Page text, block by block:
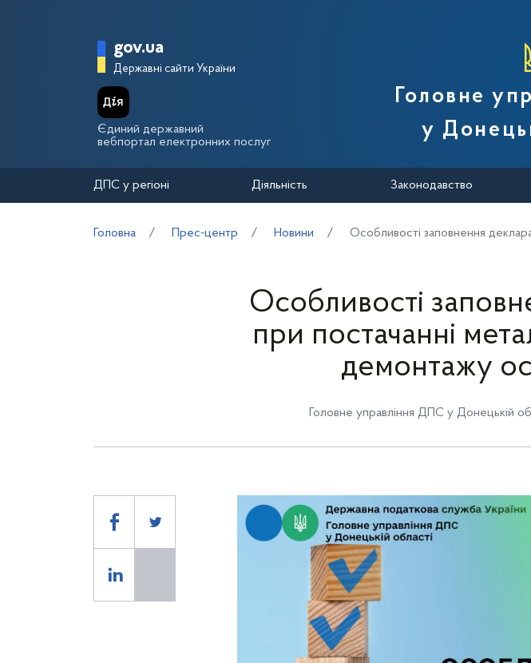
Головна сторінка Державної
gov.ua
Державні сайти України
Єдиний державний
вебпортал електронних послуг
Головне
у
ДПС у регіоні Діяльність Законодавство
Головна Прес-центр Новини Особливості заповнення
Особливості
при постачанні
демонтажу
Головне управління ДПС у Донецькій